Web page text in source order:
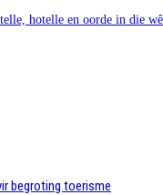
hotelle en oorde in die
begroting toerisme